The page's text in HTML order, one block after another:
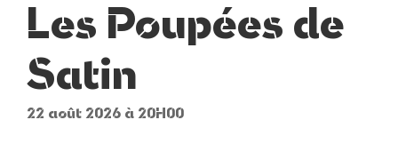
Les Poupées de
Satin
22 août 2026 à 20H00